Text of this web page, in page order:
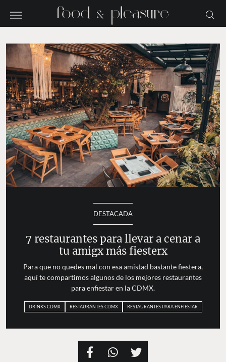
DESTACADA
7 restaurantes para llevar a cenar a
tu amigx más fiesterx
Para que no quedes mal con esa amistad bastante fiestera,
aquí te compartimos algunos de los mejores restaurantes
para enfiestar en la CDMX.
DRINKS CDMX RESTAURANTES CDMX RESTAURANTES PARA ENFIESTAR